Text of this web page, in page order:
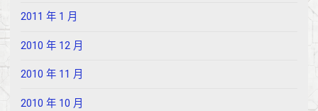
2011 年 1 月
2010 年 12 月
2010 年 11 月
2010 年 10 月